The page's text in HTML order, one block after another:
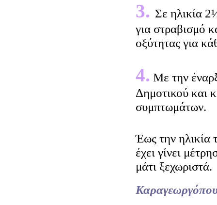
3. Σε ηλικία
για στραβισμό
οξύτητας για
4. Με την
Δημοτικού και
συμπτωμάτων.
Έως την ηλικία
έχει γίνει
μάτι ξεχωριστά.